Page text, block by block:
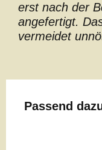
erst nach der
angefertigt.
vermeidet
Produktgalerie
Passend